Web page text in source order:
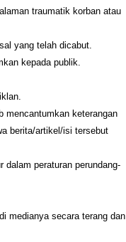
traumatik korban atau
yang telah dicabut.
kepada publik.
mencantumkan keterangan
berita/artikel/isi tersebut
peraturan perundang-
medianya secara terang dan